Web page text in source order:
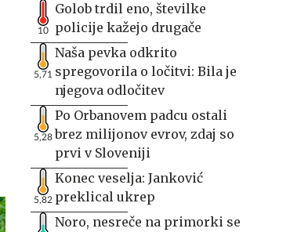
10
Golob trdil eno, številke
policije kažejo drugače
5,71
Naša pevka odkrito
spregovorila o ločitvi: Bila je
njegova odločitev
5,28
Po Orbanovem padcu ostali
brez milijonov evrov, zdaj so
prvi v Sloveniji
5,82
Konec veselja: Janković
preklical ukrep
Noro, nesreče na primorki se